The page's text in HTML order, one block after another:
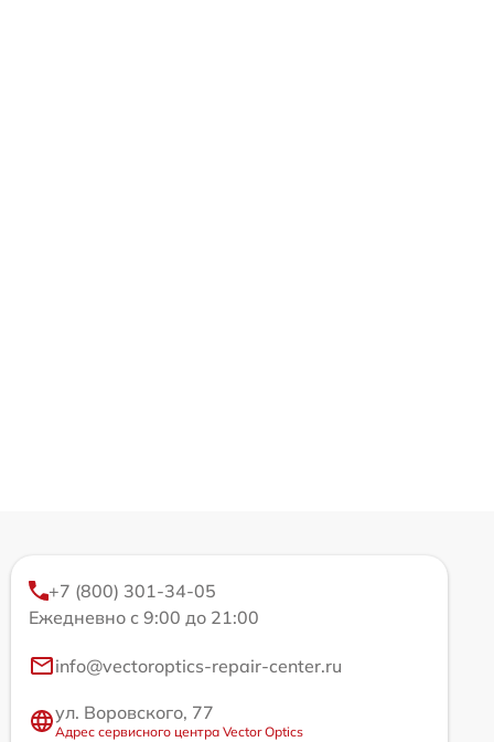
+7 (800) 301-34-05
Ежедневно с 9:00 до 21:00
info@vectoroptics-repair-center.ru
ул. Воровского, 77
Адрес сервисного центра Vector Optics